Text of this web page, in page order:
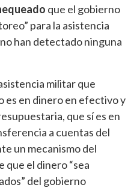
que el gobierno
para la asistencia
han detectado ninguna
militar que
es en dinero en efectivo y
que sí es en
a cuentas del
un mecanismo del
que el dinero “sea
del gobierno